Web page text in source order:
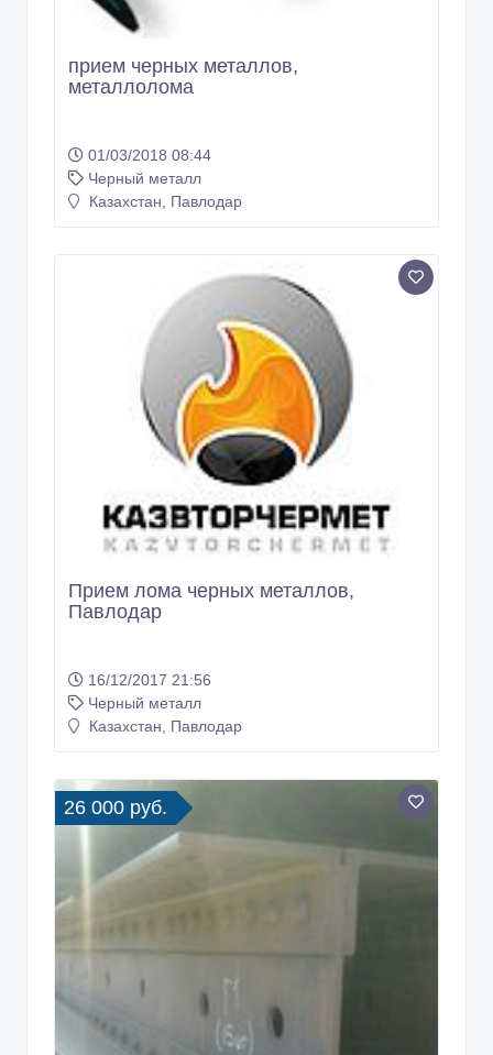
прием черных металлов,
металлолома
01/03/2018 08:44
Черный металл
Казахстан, Павлодар
Прием лома черных металлов,
Павлодар
16/12/2017 21:56
Черный металл
Казахстан, Павлодар
26 000 руб.